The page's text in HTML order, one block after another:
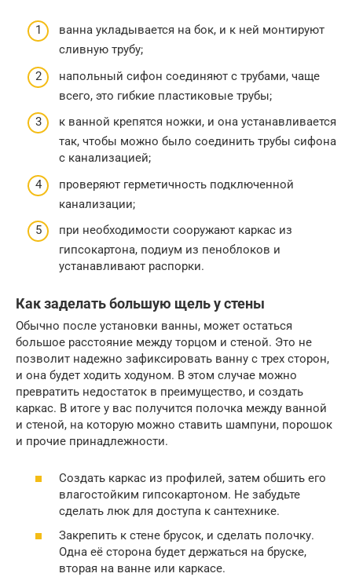
ванна укладывается на бок, и к ней монтируют
сливную трубу;
напольный сифон соединяют с трубами, чаще
всего, это гибкие пластиковые трубы;
к ванной крепятся ножки, и она устанавливается
так, чтобы можно было соединить трубы сифона
с канализацией;
проверяют герметичность подключенной
канализации;
при необходимости сооружают каркас из
гипсокартона, подиум из пеноблоков и
устанавливают распорки.
Как заделать большую щель у стены
Обычно после установки ванны, может остаться
большое расстояние между торцом и стеной. Это не
позволит надежно зафиксировать ванну с трех сторон,
и она будет ходить ходуном. В этом случае можно
превратить недостаток в преимущество, и создать
каркас. В итоге у вас получится полочка между ванной
и стеной, на которую можно ставить шампуни, порошок
и прочие принадлежности.
Создать каркас из профилей, затем обшить его
влагостойким гипсокартоном. Не забудьте
сделать люк для доступа к сантехнике.
Закрепить к стене брусок, и сделать полочку.
Одна её сторона будет держаться на бруске,
вторая на ванне или каркасе.